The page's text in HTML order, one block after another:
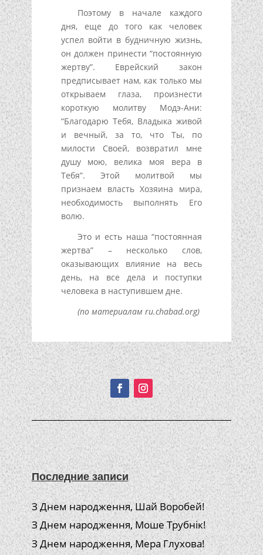
Поэтому в начале каждого
дня, еще до того как человек
успел войти в будничную жизнь,
он должен принести “постоянную
жертву”. Еврейский закон
предписывает нам, как только мы
открываем глаза, произнести
короткую молитву Модэ-Ани:
“Благодарю Тебя, Владыка живой
и вечный, за то, что Ты, по
милости Своей, возвратил мне
душу мою, велика моя вера в
Тебя”. Этой молитвой мы
признаем власть Хозяина мира,
необходимость выполнять Его
волю.
Это и есть наша “постоянная
жертва” – несколько слов,
оказывающих влияние на весь
день, на все дела и поступки
человека в наступившем дне.
(по материалам ru.chabad.org)
Подписывайтесь!
Последние записи
З Днем народження, Шай Воробей!
З Днем народження, Моше Трубнік!
З Днем народження, Мера Глухова!